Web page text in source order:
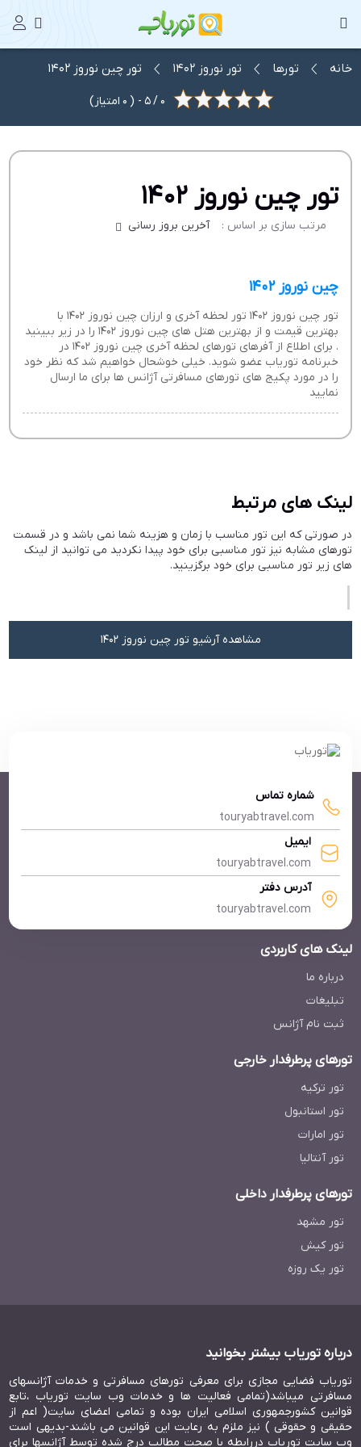
خانه تورها تور نوروز 1402 تور چین نوروز 1402
0
/
5
- (
0 امتیاز)
تور چین نوروز 1402
مرتب سازی بر اساس : آخرین بروز رسانی
چین نوروز 1402
تور چین نوروز 1402 تور لحظه آخری و ارزان چین نوروز 1402 با
بهترین قیمت و از بهترین هتل های چین نوروز 1402 را در زیر ببینید
. برای اطلاع از آفرهای تورهای لحظه آخری چین نوروز 1402 در
خبرنامه توریاب عضو شوید. خیلی خوشحال خواهیم شد که نظر خود
را در مورد پکیج های تورهای مسافرتی آژانس ها برای ما ارسال
نمایید
لینک های مرتبط
در صورتی که این تور مناسب با زمان و هزینه شما نمی باشد و در قسمت
تورهای مشابه نیز تور مناسبی برای خود پیدا نکردید می توانید از لینک
های زیر تور مناسبی برای خود برگزینید.
مشاهده آرشیو تور چین نوروز 1402
شماره تماس
touryabtravel.com
ایمیل
touryabtravel.com
آدرس دفتر
touryabtravel.com
لینک های کاربردی
درباره ما
تبلیغات
ثبت نام آژانس
تورهای پرطرفدار خارجی
تور ترکیه
تور استانبول
تور امارات
تور آنتالیا
تورهای پرطرفدار داخلی
تور مشهد
تور کیش
تور یک روزه
درباره توریاب بیشتر بخوانید
توریاب فضایی مجازی برای معرفی تورهای مسافرتی و خدمات آژانسهای
مسافرتی میباشد(تمامی فعالیت ها و خدمات وب سایت توریاب ،تابع
قوانین کشورجمهوری اسلامی ایران بوده و تمامی اعضای سایت( اعم از
حقیقی و حقوقی ) نیز ملزم به رعایت این قوانین می باشند-بدیهی است
وب سایت توریاب دررابطه با صحت مطالب درج شده توسط آژانسها برای